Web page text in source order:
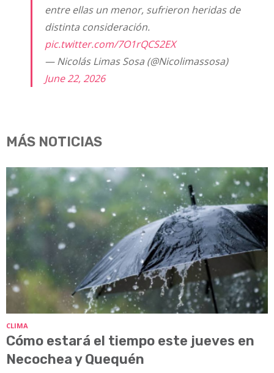
entre ellas un menor, sufrieron heridas de
distinta consideración.
pic.twitter.com/7O1rQCS2EX
— Nicolás Limas Sosa (@Nicolimassosa)
June 22, 2026
MÁS NOTICIAS
CLIMA
Cómo estará el tiempo este jueves en
Necochea y Quequén